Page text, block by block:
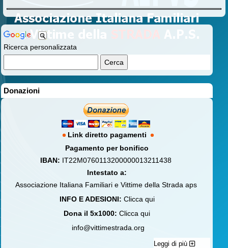
Ricerca personalizzata
Donazioni
Link diretto pagamenti
Pagamento per bonifico
IBAN: IT22M0760113200000013211438
Intestato a:
Associazione Italiana Familiari e Vittime della Strada aps
INFO E ADESIONI: Clicca qui
Dona il 5x1000: Clicca qui
info@vittimestrada.org
Leggi di più